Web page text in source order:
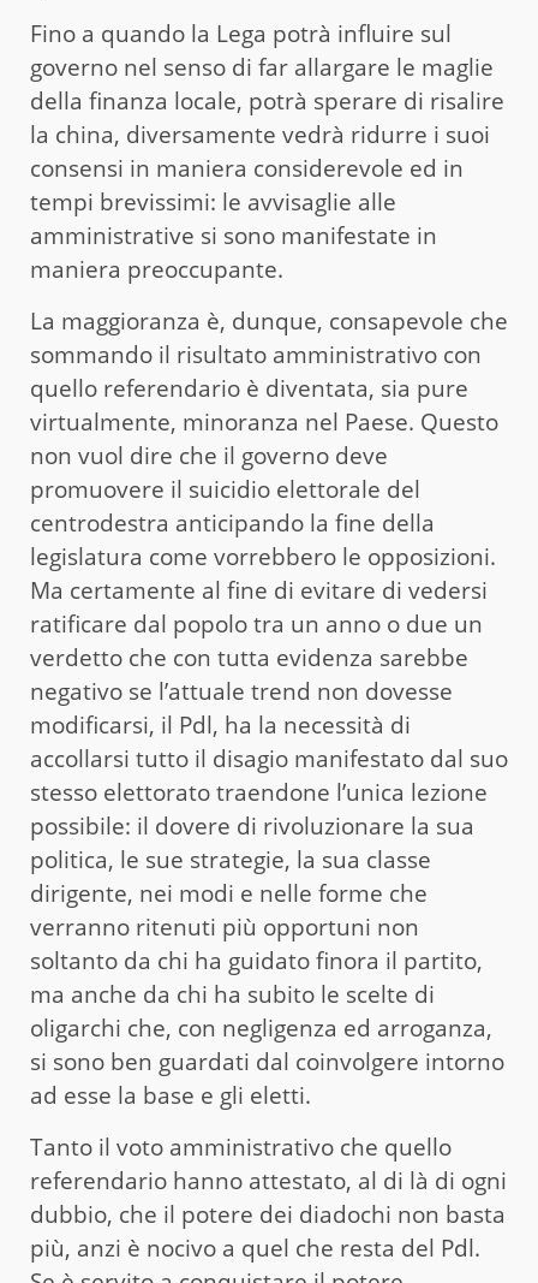
Fino a quando la Lega potrà influire sul
governo nel senso di far allargare le maglie
della finanza locale, potrà sperare di risalire
la china, diversamente vedrà ridurre i suoi
consensi in maniera considerevole ed in
tempi brevissimi: le avvisaglie alle
amministrative si sono manifestate in
maniera preoccupante.
La maggioranza è, dunque, consapevole che
sommando il risultato amministrativo con
quello referendario è diventata, sia pure
virtualmente, minoranza nel Paese. Questo
non vuol dire che il governo deve
promuovere il suicidio elettorale del
centrodestra anticipando la fine della
legislatura come vorrebbero le opposizioni.
Ma certamente al fine di evitare di vedersi
ratificare dal popolo tra un anno o due un
verdetto che con tutta evidenza sarebbe
negativo se l’attuale trend non dovesse
modificarsi, il Pdl, ha la necessità di
accollarsi tutto il disagio manifestato dal suo
stesso elettorato traendone l’unica lezione
possibile: il dovere di rivoluzionare la sua
politica, le sue strategie, la sua classe
dirigente, nei modi e nelle forme che
verranno ritenuti più opportuni non
soltanto da chi ha guidato finora il partito,
ma anche da chi ha subito le scelte di
oligarchi che, con negligenza ed arroganza,
si sono ben guardati dal coinvolgere intorno
ad esse la base e gli eletti.
Tanto il voto amministrativo che quello
referendario hanno attestato, al di là di ogni
dubbio, che il potere dei diadochi non basta
più, anzi è nocivo a quel che resta del Pdl.